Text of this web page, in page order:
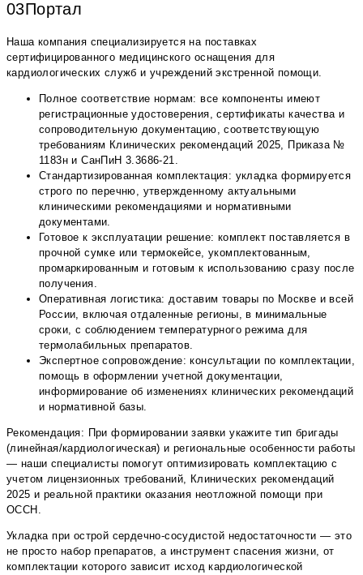
03Портал
Наша компания специализируется на поставках
сертифицированного медицинского оснащения для
кардиологических служб и учреждений экстренной помощи.
Полное соответствие нормам: все компоненты имеют
регистрационные удостоверения, сертификаты качества и
сопроводительную документацию, соответствующую
требованиям Клинических рекомендаций 2025, Приказа №
1183н и СанПиН 3.3686-21.
Стандартизированная комплектация: укладка формируется
строго по перечню, утвержденному актуальными
клиническими рекомендациями и нормативными
документами.
Готовое к эксплуатации решение: комплект поставляется в
прочной сумке или термокейсе, укомплектованным,
промаркированным и готовым к использованию сразу после
получения.
Оперативная логистика: доставим товары по Москве и всей
России, включая отдаленные регионы, в минимальные
сроки, с соблюдением температурного режима для
термолабильных препаратов.
Экспертное сопровождение: консультации по комплектации,
помощь в оформлении учетной документации,
информирование об изменениях клинических рекомендаций
и нормативной базы.
Рекомендация: При формировании заявки укажите тип бригады
(линейная/кардиологическая) и региональные особенности работы
— наши специалисты помогут оптимизировать комплектацию с
учетом лицензионных требований, Клинических рекомендаций
2025 и реальной практики оказания неотложной помощи при
ОССН.
Укладка при острой сердечно-сосудистой недостаточности — это
не просто набор препаратов, а инструмент спасения жизни, от
комплектации которого зависит исход кардиологической